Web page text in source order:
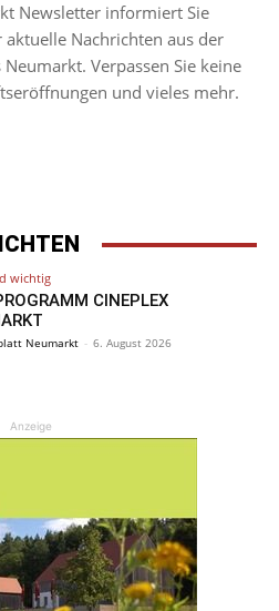
Newsletter informiert Sie
Nachrichten aus der
Verpassen Sie keine
und vieles mehr.
wichtig
CINEPLEX
Neumarkt - 6. August 2026
Anzeige